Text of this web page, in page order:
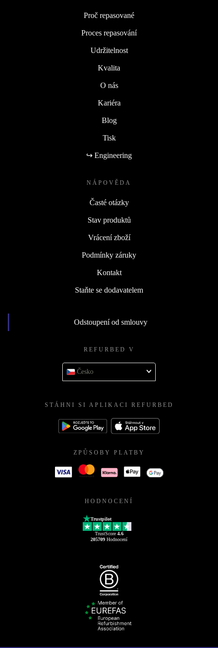
Proč repasované
Proces repasování
Udržitelnost
Kvalita
O nás
Kariéra
Blog
Tisk
↪ Engineering
NÁPOVĚDA
Časté otázky
Stav produktů
Vrácení zboží
Podmínky záruky
Kontakt
Staňte se dodavatelem
Odstoupení od smlouvy
REFURBED V
Česko
STÁHNI SI APLIKACI REFURBED
ZPŮSOBY PLATBY
HODNOCENÍ
Trustpilot
TrustScore 4.6
205709 Hodnocení